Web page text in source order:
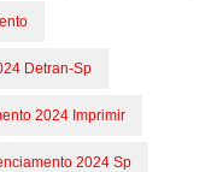
Detran-Sp
2024 Imprimir
2024 Sp